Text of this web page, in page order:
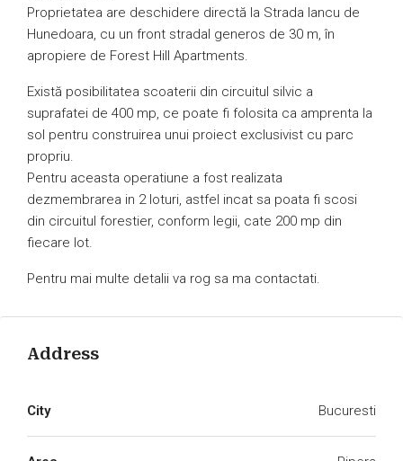
Proprietatea are deschidere directă la Strada Iancu de
Hunedoara, cu un front stradal generos de 30 m, în
apropiere de Forest Hill Apartments.
Există posibilitatea scoaterii din circuitul silvic a
suprafatei de 400 mp, ce poate fi folosita ca amprenta la
sol pentru construirea unui proiect exclusivist cu parc
propriu.
Pentru aceasta operatiune a fost realizata
dezmembrarea in 2 loturi, astfel incat sa poata fi scosi
din circuitul forestier, conform legii, cate 200 mp din
fiecare lot.
Pentru mai multe detalii va rog sa ma contactati.
Address
City Bucuresti